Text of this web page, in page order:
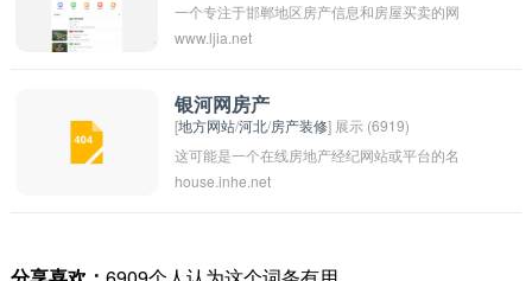
势、周边配套设施、经纪人推荐等信息，帮助用
户做出更明智的房产决策。
一个专注于邯郸地区房产信息和房屋买卖的网
站，提供邯郸地区各种类型的房源信息、房价走
网站快速了解邯郸的房地产市场情况，方便选择
适合自己的房源。该网站也提供专业的房产顾问
服务，帮助用户解决购房中遇到的问题。
www.ljia.net
银河网房产
[地方网站/河北/房产装修] 展示 (6919)
这可能是一个在线房地产经纪网站或平台的名
称。通过这个平台，用户可以浏览不同地区的房
供全面的房产信息和服务，帮助用户更轻松地找
house.inhe.net